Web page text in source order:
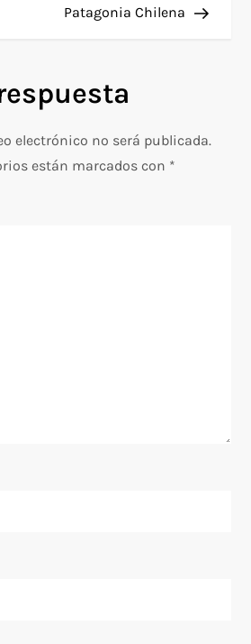
Patagonia Chilena
electrónico no será publicada.
están marcados con *